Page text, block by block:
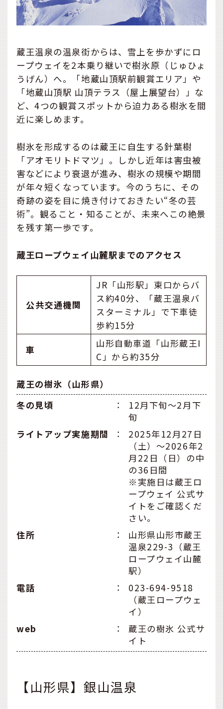
蔵王温泉の温泉街からは、雪上を歩かずにロ
ープウェイを2本乗り継いで樹氷原（じゅひょ
うげん）へ。「地蔵山頂駅前観賞エリア」や
「地蔵山頂駅 山頂テラス（屋上展望台）」な
ど、4つの観賞スポットから迫力ある樹氷を間
近に楽しめます。
樹氷を形成するのは蔵王に自生する針葉樹
「アオモリトドマツ」。しかし近年は害虫被
害などにより衰退が進み、樹氷の規模や期間
が年々短くなっています。今のうちに、その
奇跡の姿を目に焼き付けておきたい“冬の芸
術”。観ること・知ることが、未来へこの絶景
を残す第一歩です。
蔵王ロープウェイ山麓駅までのアクセス
公共交通機関
JR「山形駅」東口からバ
ス約40分、「蔵王温泉バ
スターミナル」で下車徒
歩約15分
車
山形自動車道「山形蔵王I
C」から約35分
蔵王の樹氷（山形県）
冬の見頃
：
12月下旬〜2月下
旬
ライトアップ実施期間
：
2025年12月27日
（土）～2026年2
月22日（日）の中
の36日間
※実施日は蔵王ロ
ープウェイ 公式サ
イトをご確認くだ
さい。
住所
：
山形県山形市蔵王
温泉229-3（蔵王
ロープウェイ山麓
駅）
電話
：
023-694-9518
（蔵王ロープウェ
イ）
web
：
蔵王の樹氷 公式サ
イト
【山形県】銀山温泉